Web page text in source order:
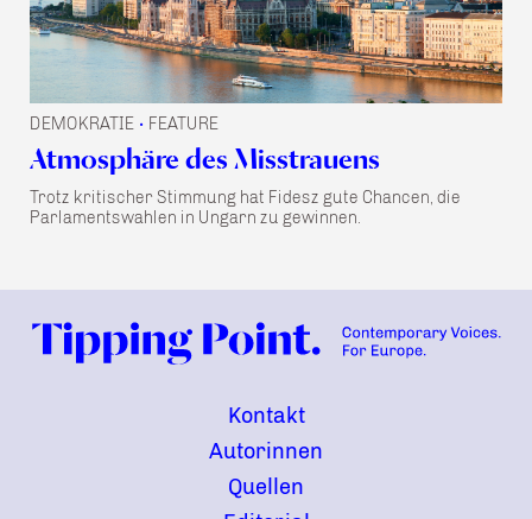
DEMOKRATIE • FEATURE
Atmosphäre des Misstrauens
Trotz kritischer Stimmung hat Fidesz gute Chancen, die
Parlamentswahlen in Ungarn zu gewinnen.
Kontakt
Autorinnen
Quellen